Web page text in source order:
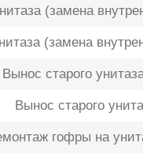
(замена
(замена
Вынос старого
Вынос старого
гофры на